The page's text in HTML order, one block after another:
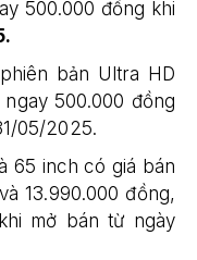
500.000 đồng khi
bản Ultra HD
500.000 đồng
05/2025.
65 inch có giá bán
13.990.000 đồng,
mở bán từ ngày